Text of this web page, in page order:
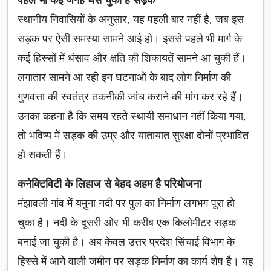
स्थानीय निवासियों के अनुसार, यह पहली बार नहीं है, जब इस
सड़क पर ऐसी समस्या सामने आई हो। इससे पहले भी मार्ग के
कई हिस्सों में धंसाव और क्षति की शिकायतें सामने आ चुकी हैं।
लगातार सामने आ रही इन घटनाओं के बाद लोग निर्माण की
गुणवत्ता की स्वतंत्र तकनीकी जांच कराने की मांग कर रहे हैं।
उनका कहना है कि समय रहते स्थायी समाधान नहीं किया गया,
तो भविष्य में सड़क की उम्र और यातायात सुरक्षा दोनों प्रभावित
हो सकती हैं।
कनेक्टिविटी के लिहाज से बेहद अहम है परियोजना
मंझावली गांव में यमुना नदी पर पुल का निर्माण लगभग पूरा हो
चुका है। नदी के दूसरी ओर भी करीब एक किलोमीटर सड़क
बनाई जा चुकी है। अब केवल उत्तर प्रदेश सिंचाई विभाग के
हिस्से में आने वाली जमीन पर सड़क निर्माण का कार्य शेष है। यह